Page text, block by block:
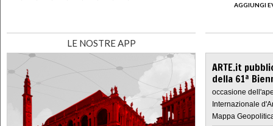
AGGIUNGI
LE NOSTRE APP
ARTE.it
della 61ª
occasione
Internazionale
Mappa